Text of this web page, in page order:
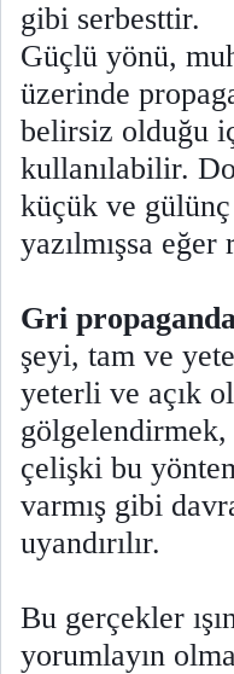
gibi serbesttir.
Güçlü yönü,
üzerinde
belirsiz olduğu
kullanılabilir.
küçük ve
yazılmışsa
Gri
şeyi, tam ve
yeterli ve açık
gölgelendirmek,
çelişki bu
varmış gibi
uyandırılır.
Bu gerçekler
yorumlayın